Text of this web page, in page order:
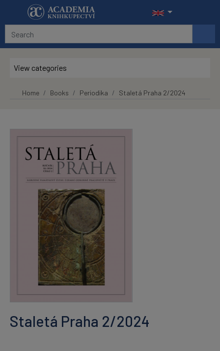
Skip to main content
View categories
Home Books Periodika Staletá Praha 2/2024
Staletá Praha 2/2024